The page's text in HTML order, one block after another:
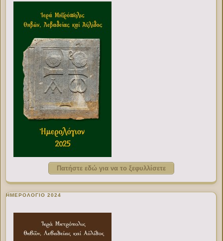
Πατήστε εδώ για να το ξεφυλλίσετε
ΗΜΕΡΟΛΟΓΙΟ 2024